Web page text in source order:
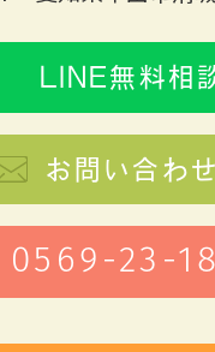
LINE無料相
お問い合わせ
0569-23-